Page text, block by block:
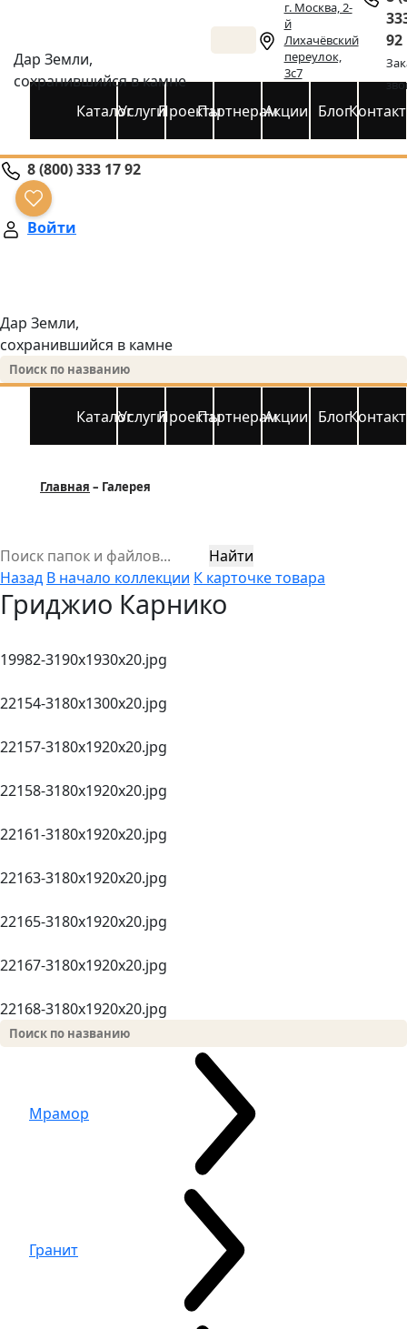
Дар Земли,
сохранившийся в камне
г. Москва, 2-
й
Лихачёвский
переулок,
3с7
92
КаталогУслугиПроектыПартнерамАкции Блог
8 (800) 333 17 92
Войти
Дар Земли,
сохранившийся в камне
КаталогУслугиПроектыПартнерамАкции Блог
Главная Галерея
Найти
Назад В начало коллекции К карточке товара
Гриджио Карнико
19982-3190х1930x20.jpg
22154-3180х1300x20.jpg
22157-3180х1920x20.jpg
22158-3180х1920x20.jpg
22161-3180х1920x20.jpg
22163-3180х1920x20.jpg
22165-3180х1920x20.jpg
22167-3180х1920x20.jpg
22168-3180х1920x20.jpg
Мрамор
Гранит